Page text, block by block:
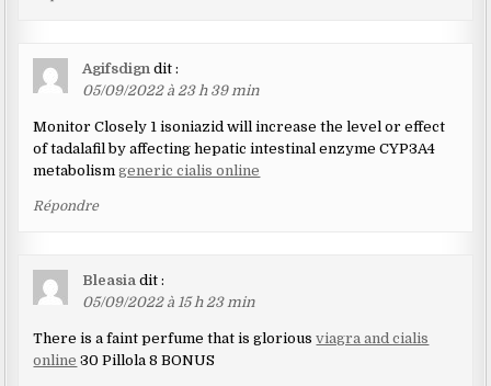
Agifsdign dit :
05/09/2022 à 23 h 39 min
Monitor Closely 1 isoniazid will increase the level or effect
of tadalafil by affecting hepatic intestinal enzyme CYP3A4
metabolismgeneric cialis online
Répondre
Bleasia dit :
05/09/2022 à 15 h 23 min
There is a faint perfume that is gloriousviagra and cialis
online 30 Pillola 8 BONUS